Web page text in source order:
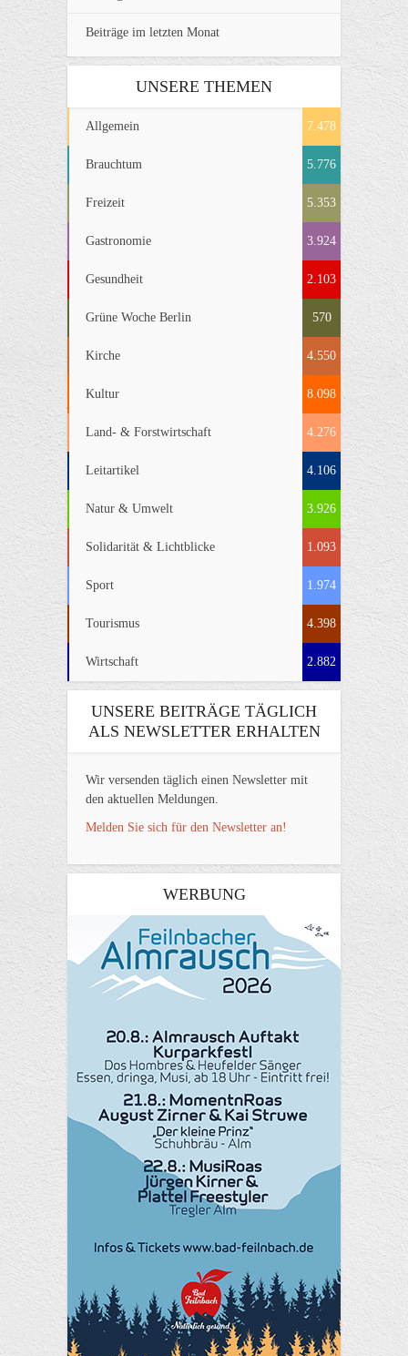
Beiträge im letzten Monat
UNSERE THEMEN
Allgemein 7.478
Brauchtum 5.776
Freizeit 5.353
Gastronomie 3.924
Gesundheit 2.103
Grüne Woche Berlin 570
Kirche 4.550
Kultur 8.098
Land- & Forstwirtschaft 4.276
Leitartikel 4.106
Natur & Umwelt 3.926
Solidarität & Lichtblicke 1.093
Sport 1.974
Tourismus 4.398
Wirtschaft 2.882
UNSERE BEITRÄGE TÄGLICH
ALS NEWSLETTER ERHALTEN
Wir versenden täglich einen Newsletter mit
den aktuellen Meldungen.
Melden Sie sich für den Newsletter an!
WERBUNG